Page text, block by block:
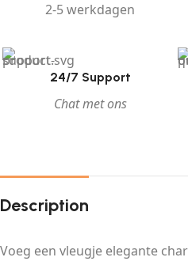
2-5 werkdagen
24/7 Support
Chat met ons
Description
Voeg een vleugje elegante